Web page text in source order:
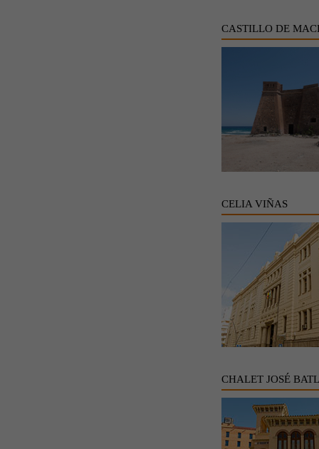
CASTILLO DE
CELIA VIÑAS
CHALET JOSÉ